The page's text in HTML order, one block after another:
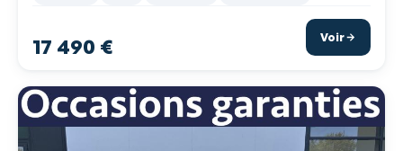
Radio numérique DAB
Rétroviseur intérieur électrochrome
Rétroviseurs dégivrants
17 490 € Voir